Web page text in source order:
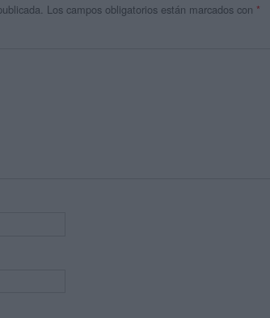
Los campos obligatorios están marcados con *